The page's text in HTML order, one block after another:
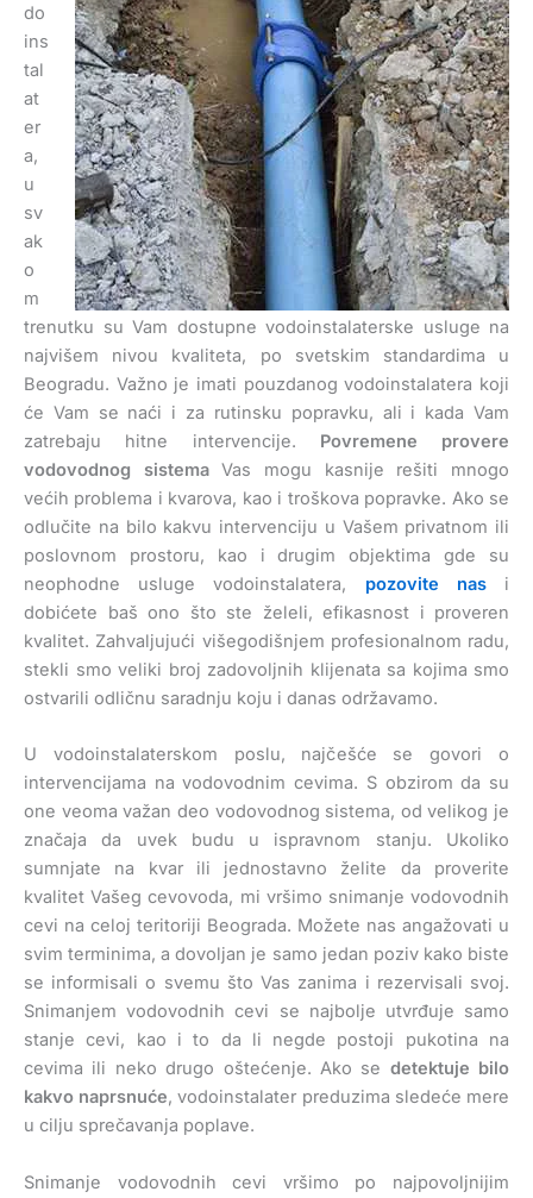
do
ins
tal
at
er
a,
u
sv
ak
o
m
trenutku su Vam dostupne vodoinstalaterske usluge na
najvišem nivou kvaliteta, po svetskim standardima u
Beogradu. Važno je imati pouzdanog vodoinstalatera koji
će Vam se naći i za rutinsku popravku, ali i kada Vam
zatrebaju hitne intervencije. Povremene provere
vodovodnog sistemaVas mogu kasnije rešiti mnogo
većih problema i kvarova, kao i troškova popravke. Ako se
odlučite na bilo kakvu intervenciju u Vašem privatnom ili
poslovnom prostoru, kao i drugim objektima gde su
neophodne usluge vodoinstalatera, pozovite nasi
dobićete baš ono što ste želeli, efikasnost i proveren
kvalitet. Zahvaljujući višegodišnjem profesionalnom radu,
stekli smo veliki broj zadovoljnih klijenata sa kojima smo
ostvarili odličnu saradnju koju i danas održavamo.
U vodoinstalaterskom poslu, najčešće se govori o
intervencijama na vodovodnim cevima. S obzirom da su
one veoma važan deo vodovodnog sistema, od velikog je
značaja da uvek budu u ispravnom stanju. Ukoliko
sumnjate na kvar ili jednostavno želite da proverite
kvalitet Vašeg cevovoda, mi vršimo snimanje vodovodnih
cevi na celoj teritoriji Beograda. Možete nas angažovati u
svim terminima, a dovoljan je samo jedan poziv kako biste
se informisali o svemu što Vas zanima i rezervisali svoj.
Snimanjem vodovodnih cevi se najbolje utvrđuje samo
stanje cevi, kao i to da li negde postoji pukotina na
cevima ili neko drugo oštećenje. Ako se detektuje bilo
kakvo naprsnuće, vodoinstalater preduzima sledeće mere
u cilju sprečavanja poplave.
Snimanje vodovodnih cevi vršimo po najpovoljnijim